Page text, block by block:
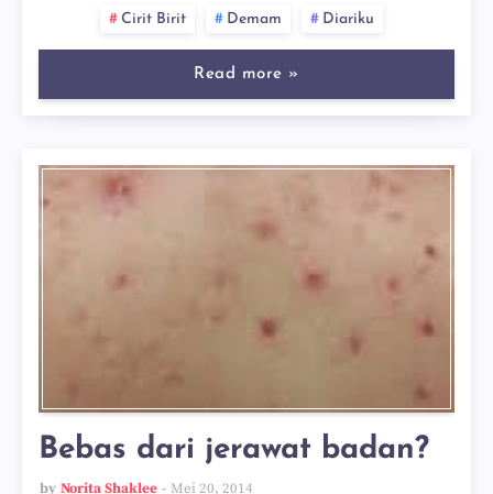
Cirit Birit Demam Diariku
Read more »
Bebas dari jerawat badan?
by Norita Shaklee Mei 20, 2014